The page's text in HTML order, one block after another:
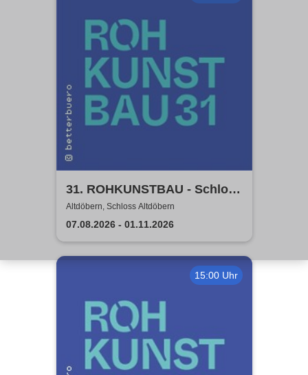
31. ROHKUNSTBAU - Schloss
Altdöbern
Altdöbern, Schloss Altdöbern
07.08.2026 - 01.11.2026
15:00 Uhr